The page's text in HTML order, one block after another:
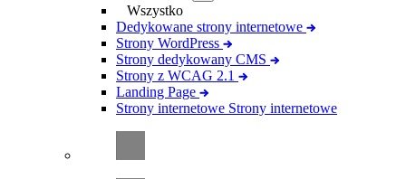
Wszystko
Dedykowane strony internetowe
Strony WordPress
Strony dedykowany CMS
Strony z WCAG 2.1
Landing Page
Strony internetowe Strony internetowe